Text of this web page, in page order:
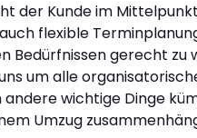
der Kunde im
flexible
Bedürfnissen gerecht zu
um alle
andere wichtige Dinge
Umzug